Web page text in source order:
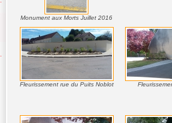
Monument aux Morts Juillet 2016
Fleurissement rue du Puits Noblot